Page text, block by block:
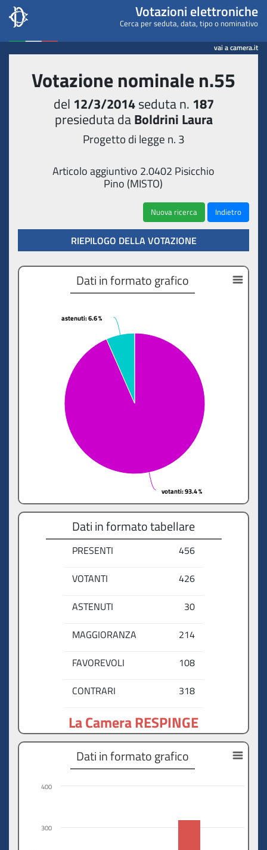
Camera dei deputati -
Votazioni elettroniche
Cerca per seduta, data, tipo o nominativo
vai a camera.it
Votazione nominale n.55
del 12/3/2014seduta n. 187
presieduta daBoldrini Laura
Progetto di legge n. 3
Articolo aggiuntivo 2.0402 Pisicchio
Pino (MISTO)
Nuova ricerca Indietro
RIEPILOGO DELLA VOTAZIONE
votanti: 93.4 %
votanti: 93.4 %
astenuti: 6.6 %
astenuti: 6.6 %
Dati in formato grafico
Dati in formato tabellare
PRESENTI
456
VOTANTI
426
ASTENUTI
30
MAGGIORANZA
214
FAVOREVOLI
108
CONTRARI
318
La Camera RESPINGE
300
400
Dati in formato grafico